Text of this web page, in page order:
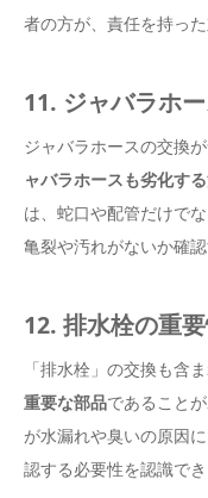
者の方が、責任を持っ
11. ジャバラホ
ジャバラホースの交換
ャバラホースも劣化す
は、蛇口や配管だけで
亀裂や汚れがないか確
12. 排水栓の重
「排水栓」の交換も含
重要な部品であること
が水漏れや臭いの原因
認する必要性を認識でき